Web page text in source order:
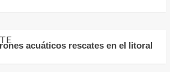
acuáticos rescates en el litoral